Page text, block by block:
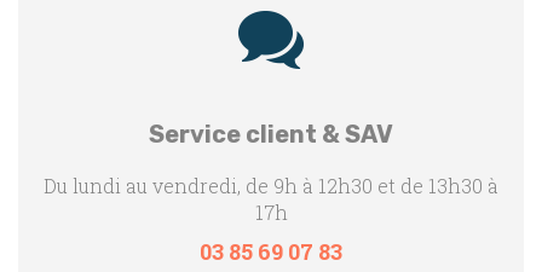
Service client & SAV
Du lundi au vendredi, de 9h à 12h30 et de 13h30 à
17h
03 85 69 07 83